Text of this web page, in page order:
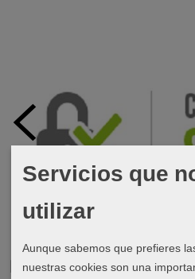
Marcas
Servicios que
utilizar
Aunque sabemos que prefieres
nuestras cookies son una